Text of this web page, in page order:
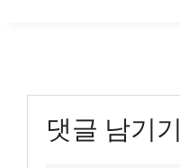
댓글 남기기